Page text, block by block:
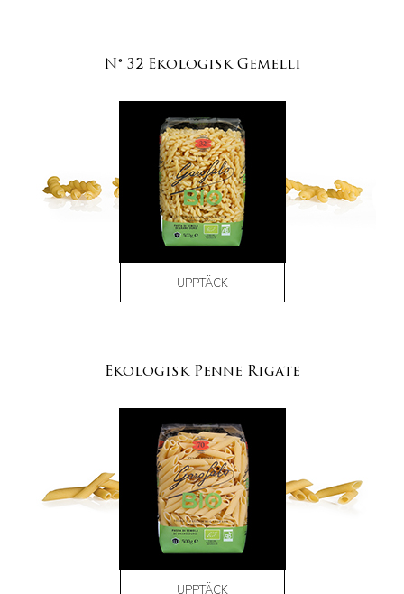
N° 32 Ekologisk Gemelli
UPPTÄCK
Ekologisk Penne Rigate
UPPTÄCK